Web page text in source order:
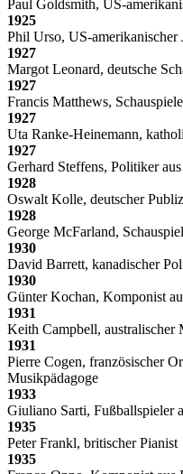
Paul Goldsmith, US-
1925
Phil Urso, US-amerikanischer
1927
Margot Leonard, deutsche
1927
Francis Matthews,
1927
Uta Ranke-Heinemann,
1927
Gerhard Steffens, Politiker
1928
Oswalt Kolle, deutscher
1928
George McFarland,
1930
David Barrett, kanadischer
1930
Günter Kochan, Komponist
1931
Keith Campbell, australischer
1931
Pierre Cogen, französischer
Musikpädagoge
1933
Giuliano Sarti, Fußballspieler
1935
Peter Frankl, britischer Pianist
1935